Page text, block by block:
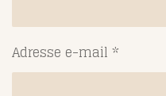
Adresse e-mail *